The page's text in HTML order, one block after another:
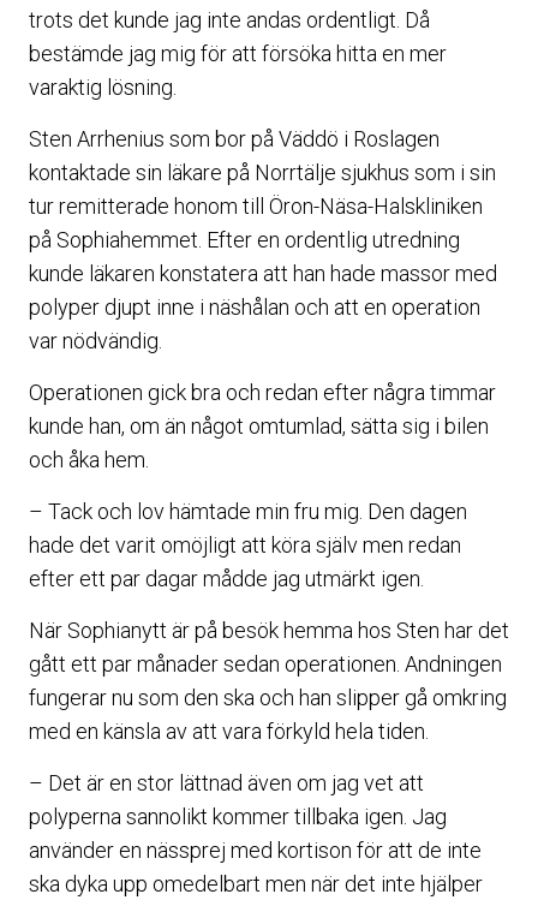
trots det kunde jag inte andas ordentligt. Då
bestämde jag mig för att försöka hitta en mer
varaktig lösning.
Sten Arrhenius som bor på Väddö i Roslagen
kontaktade sin läkare på Norrtälje sjukhus som i sin
tur remitterade honom till Öron-Näsa-Halskliniken
på Sophiahemmet. Efter en ordentlig utredning
kunde läkaren konstatera att han hade massor med
polyper djupt inne i näshålan och att en operation
var nödvändig.
Operationen gick bra och redan efter några timmar
kunde han, om än något omtumlad, sätta sig i bilen
och åka hem.
– Tack och lov hämtade min fru mig. Den dagen
hade det varit omöjligt att köra själv men redan
efter ett par dagar mådde jag utmärkt igen.
När Sophianytt är på besök hemma hos Sten har det
gått ett par månader sedan operationen. Andningen
fungerar nu som den ska och han slipper gå omkring
med en känsla av att vara förkyld hela tiden.
– Det är en stor lättnad även om jag vet att
polyperna sannolikt kommer tillbaka igen. Jag
använder en nässprej med kortison för att de inte
ska dyka upp omedelbart men när det inte hjälper